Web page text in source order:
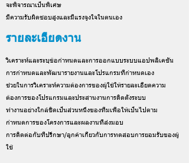
จะพิจารณาเป็นพิเศษ
มีความรับผิดชอบสูงและมีแรงจูงใจในตนเอง
รายละเอียดงาน
วิเคราะห์และระบุข้อกำหนดและการออกแบบระบบแอปพลิเคชัน
การกำหนดและพัฒนารายงานและโปรแกรมที่กำหนดเอง
ช่วยในการวิเคราะห์ความต้องการของผู้ใช้ให้รายละเอียดความ
ต้องการของโปรแกรมและประสานงานการติดตั้งระบบ
ทำงานอย่างใกล้ชิดเป็นส่วนหนึ่งของทีมเพื่อให้เป็นไปตาม
กำหนดการของโครงการและผลงานที่ส่งมอบ
การติดต่อกับที่ปรึกษา/ลูกค้าเกี่ยวกับการทดสอบการยอมรับของผู้
ใช้